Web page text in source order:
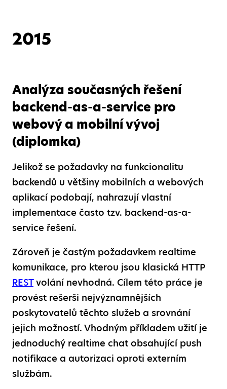
2015
Analýza současných řešení
backend-as-a-service pro
webový a mobilní vývoj
(diplomka)
Jelikož se požadavky na funkcionalitu
backendů u většiny mobilních a webových
aplikací podobají, nahrazují vlastní
implementace často tzv. backend-as-a-
service řešení.
Zároveň je častým požadavkem realtime
komunikace, pro kterou jsou klasická HTTP
RESTvolání nevhodná. Cílem této práce je
provést rešerši nejvýznamnějších
poskytovatelů těchto služeb a srovnání
jejich možností. Vhodným příkladem užití je
jednoduchý realtime chat obsahující push
notifikace a autorizaci oproti externím
službám.